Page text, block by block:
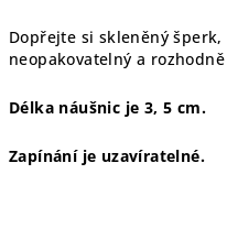
Dopřejte si skleněný
neopakovatelný a
Délka náušnic je 3, 5 cm.
Zapínání je uzavíratelné.